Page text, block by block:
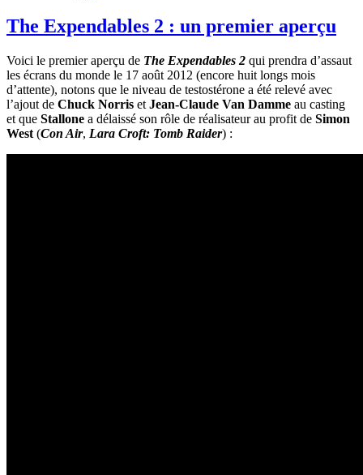
The Expendables 2 : un premier aperçu
Voici le premier aperçu de The Expendables 2 qui prendra d’assaut
les écrans du monde le 17 août 2012 (encore huit longs mois
d’attente), notons que le niveau de testostérone a été relevé avec
l’ajout de Chuck Norris et Jean-Claude Van Damme au casting
et que Stallone a délaissé son rôle de réalisateur au profit de Simon
West (Con Air, Lara Croft: Tomb Raider) :